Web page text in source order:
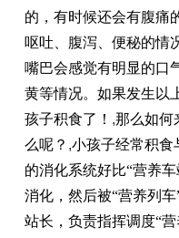
的，有时候还会有腹痛
呕吐、腹泻、便秘的情
嘴巴会感觉有明显的口
黄等情况。如果发生以
孩子积食了！ ,那么如何
么呢？ ,小孩子经常积食
的消化系统好比“营养
消化，然后被“营养列
站长，负责指挥调度“